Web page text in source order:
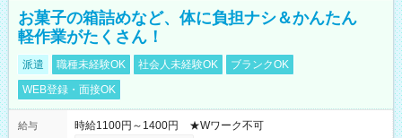
お菓子の箱詰めなど、体に負担ナシ＆かんたん
軽作業がたくさん！
派遣 職種未経験OK 社会人未経験OK
ブランクOK
WEB登録・面接OK
給与
時給1100円～1400円 ★Wワーク不可